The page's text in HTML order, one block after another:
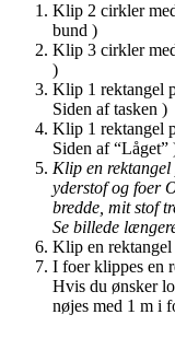
Klip 2 cirkler
bund )
Klip 3 cirkler
)
Klip 1 rektangel
Siden af tasken )
Klip 1 rektangel
Siden af “Låget”
Klip en
yderstof og foer
bredde, mit stof
Se billede
Klip en
I foer klippes en
Hvis du ønsker
nøjes med 1 m i